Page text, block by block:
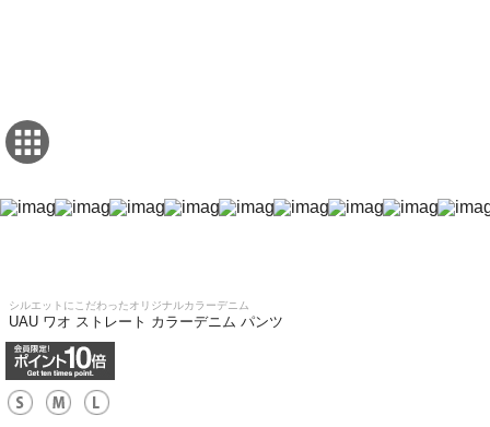
シルエットにこだわったオリジナルカラーデニム
UAU ワオ ストレート カラーデニム パンツ